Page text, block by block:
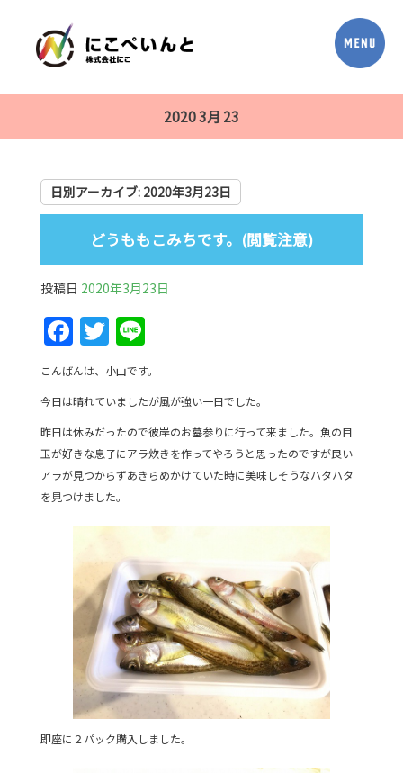
2020 3月 23
日別アーカイブ: 2020年3月23日
どうももこみちです。(閲覧注意)
投稿日 2020年3月23日
F
a
c
e
b
o
o
k
T
w
itt
er
Li
n
e
こんばんは、小山です。
今日は晴れていましたが風が強い一日でした。
昨日は休みだったので彼岸のお墓参りに行って来ました。魚の目
玉が好きな息子にアラ炊きを作ってやろうと思ったのですが良い
アラが見つからずあきらめかけていた時に美味しそうなハタハタ
を見つけました。
即座に２パック購入しました。